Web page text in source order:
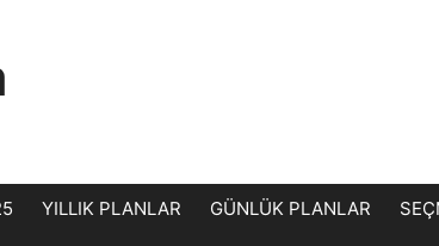
YILLIK PLANLAR GÜNLÜK PLANLAR